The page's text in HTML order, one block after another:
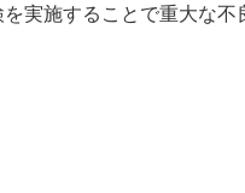
実施することで重大な